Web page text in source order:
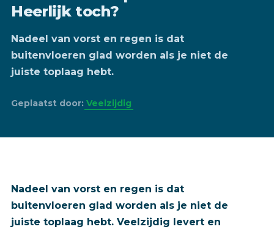
Heerlijk toch?
Nadeel van vorst en regen is dat
buitenvloeren glad worden als je niet de
juiste toplaag hebt.
Geplaatst door: Veelzijdig
Nadeel van vorst en regen is dat
buitenvloeren glad worden als je niet de
juiste toplaag hebt. Veelzijdig levert en